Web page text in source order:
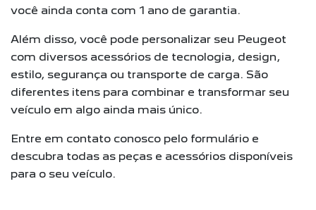
você ainda conta com 1 ano de garantia.
Além disso, você pode personalizar seu Peugeot
com diversos acessórios de tecnologia, design,
estilo, segurança ou transporte de carga. São
diferentes itens para combinar e transformar seu
veículo em algo ainda mais único.
Entre em contato conosco pelo formulário e
descubra todas as peças e acessórios disponíveis
para o seu veículo.